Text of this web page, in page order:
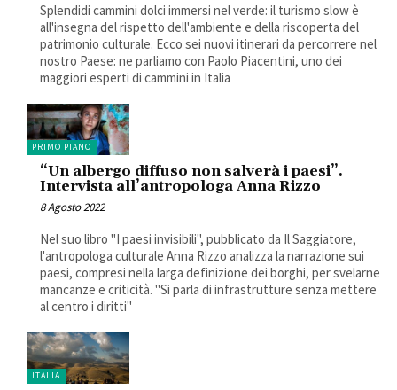
Splendidi cammini dolci immersi nel verde: il turismo slow è
all'insegna del rispetto dell'ambiente e della riscoperta del
patrimonio culturale. Ecco sei nuovi itinerari da percorrere nel
nostro Paese: ne parliamo con Paolo Piacentini, uno dei
maggiori esperti di cammini in Italia
PRIMO PIANO
“Un albergo diffuso non salverà i paesi”.
Intervista all’antropologa Anna Rizzo
8 Agosto 2022
Nel suo libro "I paesi invisibili", pubblicato da Il Saggiatore,
l'antropologa culturale Anna Rizzo analizza la narrazione sui
paesi, compresi nella larga definizione dei borghi, per svelarne
mancanze e criticità. "Si parla di infrastrutture senza mettere
al centro i diritti"
ITALIA